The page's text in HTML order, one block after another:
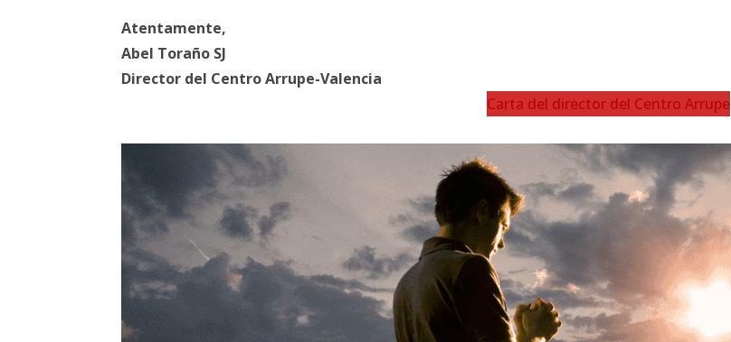
Atentamente,
Abel Toraño SJ
Director del Centro Arrupe-Valencia
Carta del director del Centro Arrupe